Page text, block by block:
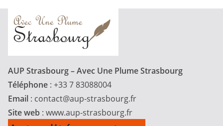
AUP Strasbourg – Avec Une Plume Strasbourg
Téléphone : +33 7 83088004
Email : contact@aup-strasbourg.fr
Site web : www.aup-strasbourg.fr